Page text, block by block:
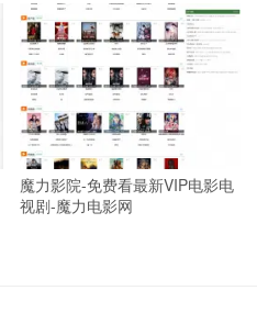
魔力影院-免费看最新VIP电影电
视剧-魔力电影网